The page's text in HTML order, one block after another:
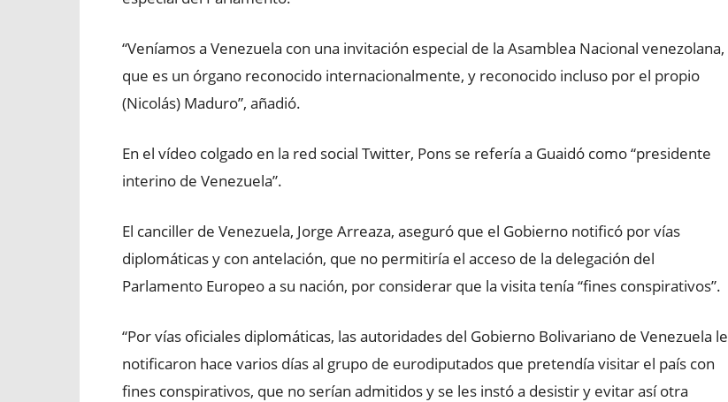
“Veníamos a Venezuela con una invitación especial de la Asamblea Nacional venezolana,
que es un órgano reconocido internacionalmente, y reconocido incluso por el propio
(Nicolás) Maduro”, añadió.
En el vídeo colgado en la red social Twitter, Pons se refería a Guaidó como “presidente
interino de Venezuela”.
El canciller de Venezuela, Jorge Arreaza, aseguró que el Gobierno notificó por vías
diplomáticas y con antelación, que no permitiría el acceso de la delegación del
Parlamento Europeo a su nación, por considerar que la visita tenía “fines conspirativos”.
“Por vías oficiales diplomáticas, las autoridades del Gobierno Bolivariano de Venezuela le
notificaron hace varios días al grupo de eurodiputados que pretendía visitar el país con
fines conspirativos, que no serían admitidos y se les instó a desistir y evitar así otra